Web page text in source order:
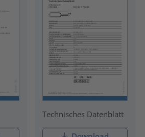
Technisches Datenblatt